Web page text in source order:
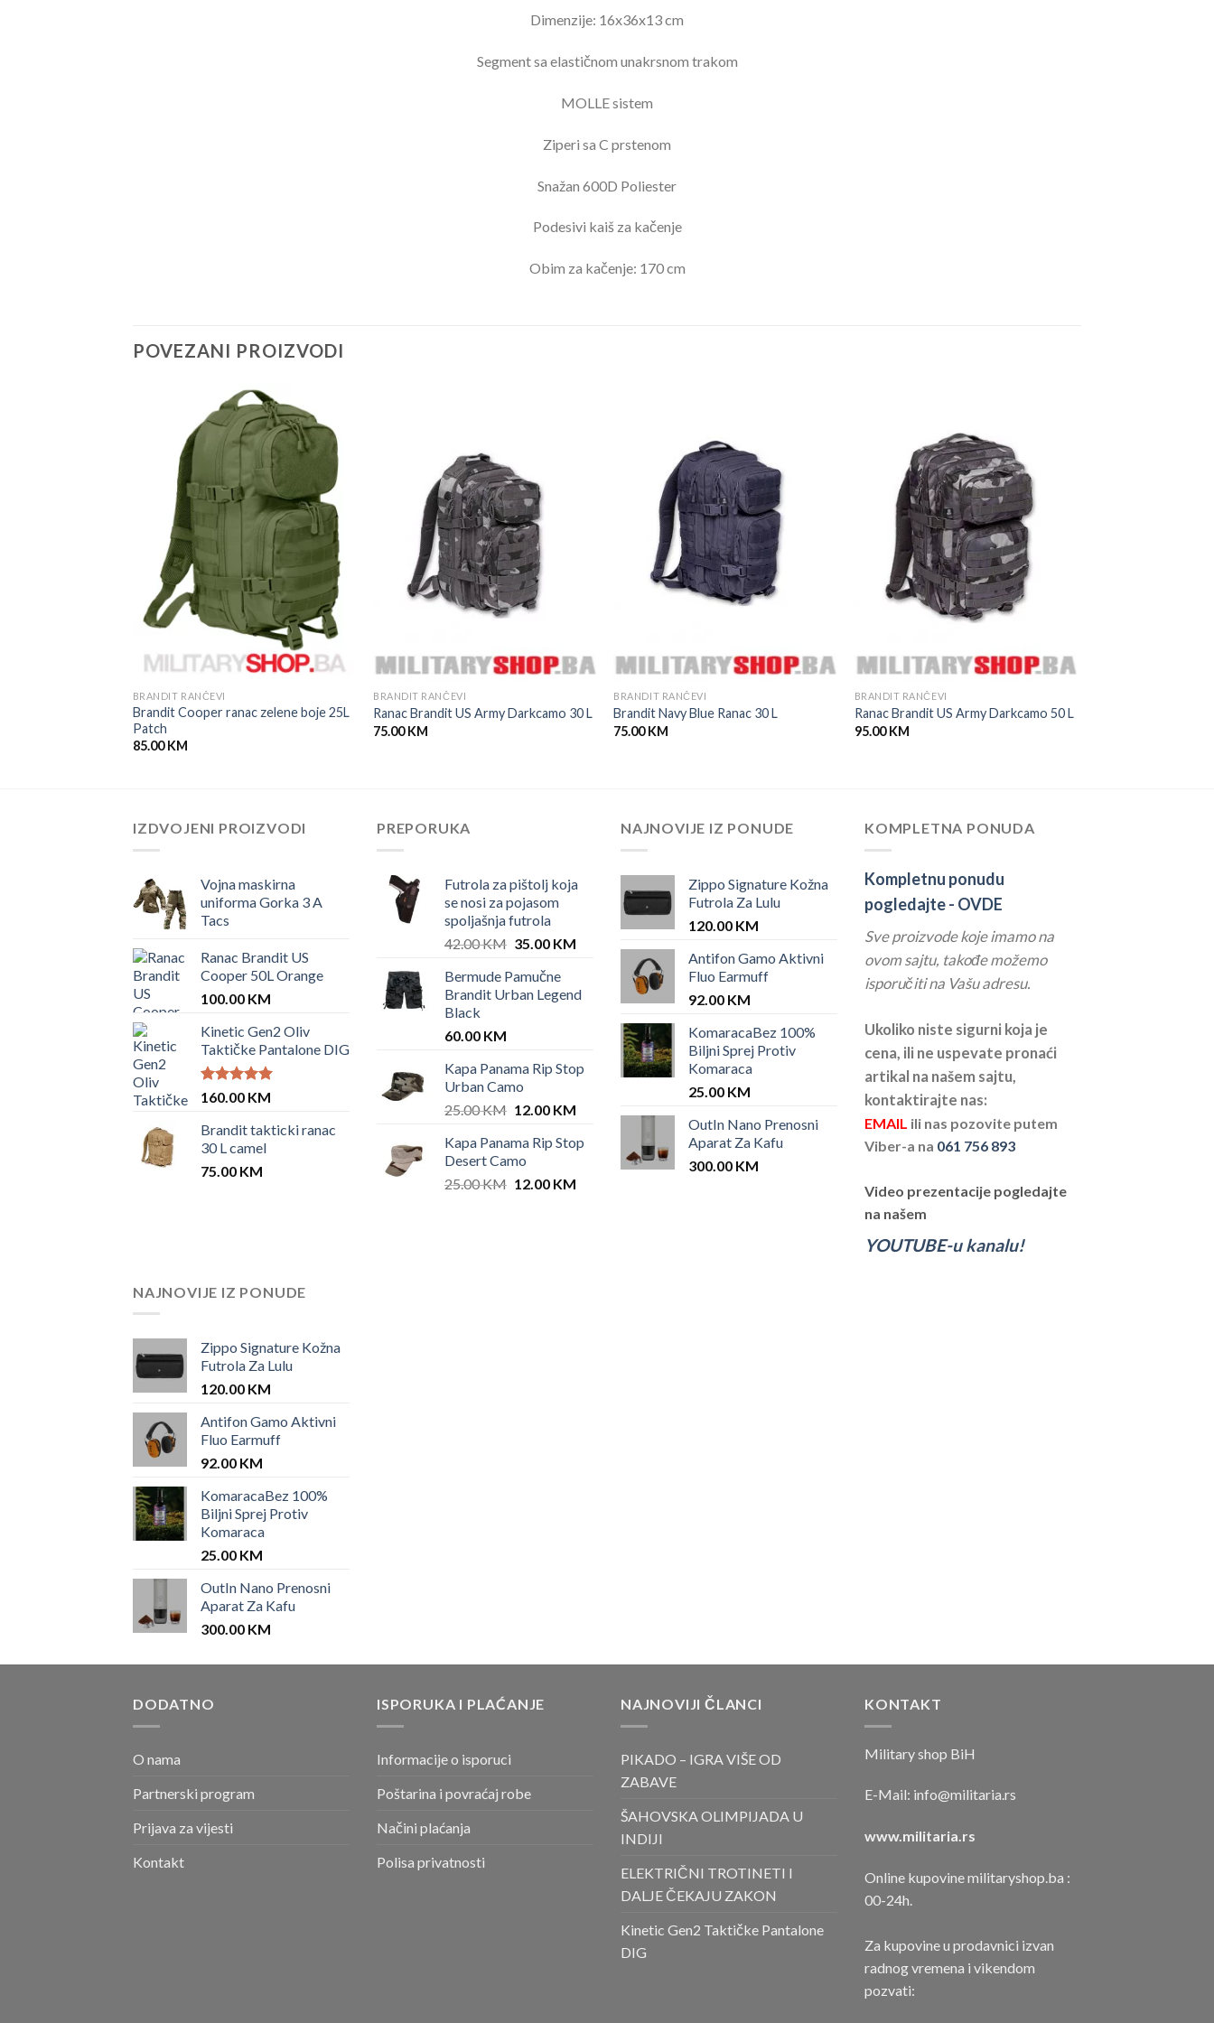
Dimenzije: 16x36x13 cm
Segment sa elastičnom unakrsnom trakom
MOLLE sistem
Ziperi sa C prstenom
Snažan 600D Poliester
Podesivi kaiš za kačenje
Obim za kačenje: 170 cm
POVEZANI PROIZVODI
BRANDIT RANČEVI
Brandit Cooper ranac zelene boje 25L
Patch
85.00KM
BRANDIT RANČEVI
Ranac Brandit US Army Darkcamo 30 L
75.00KM
BRANDIT RANČEVI
Brandit Navy Blue Ranac 30 L
75.00KM
BRANDIT RANČEVI
Ranac Brandit US Army Darkcamo 50 L
95.00KM
IZDVOJENI PROIZVODI
Vojna maskirna
uniforma Gorka 3 A
Tacs
Ranac Brandit US
Cooper 50L Orange
100.00 KM
Kinetic Gen2 Oliv
Taktičke Pantalone DIG
Ocjenjeno
160.00 KM
Brandit takticki ranac
30 L camel
75.00 KM
PREPORUKA
Futrola za pištolj koja
se nosi za pojasom
spoljašnja futrola
42.00KM Original
was:
42.00 KM.
35.00 KMCurrent
35.00 KM.
Bermude Pamučne
Brandit Urban Legend
Black
60.00 KM
Kapa Panama Rip Stop
Urban Camo
25.00KM Original
was:
25.00 KM.
12.00 KMCurrent
is:
12.00 KM.
Kapa Panama Rip Stop
Desert Camo
25.00KM Original
12.00 KMCurrent
NAJNOVIJE IZ PONUDE
Zippo Signature Kožna
Futrola Za Lulu
120.00 KM
Antifon Gamo Aktivni
Fluo Earmuff
92.00 KM
KomaracaBez 100%
Biljni Sprej Protiv
Komaraca
25.00 KM
OutIn Nano Prenosni
Aparat Za Kafu
300.00 KM
KOMPLETNA PONUDA
Kompletnu ponudu
pogledajte - OVDE
Sve proizvode koje imamo na
ovom sajtu, takođe možemo
isporučiti na Vašu adresu.
Ukoliko niste sigurni koja je
cena, ili ne uspevate pronaći
artikal na našem sajtu,
kontaktirajte nas:
EMAIL ili nas pozovite putem
Viber-a na 061 756 893
Video prezentacije pogledajte
na našem
YOUTUBE-u kanalu!
NAJNOVIJE IZ PONUDE
Zippo Signature Kožna
Futrola Za Lulu
120.00 KM
Antifon Gamo Aktivni
Fluo Earmuff
92.00 KM
KomaracaBez 100%
Biljni Sprej Protiv
Komaraca
25.00 KM
OutIn Nano Prenosni
Aparat Za Kafu
300.00 KM
DODATNO
O nama
Partnerski program
Prijava za vijesti
Kontakt
ISPORUKA I PLAĆANJE
Informacije o isporuci
Poštarina i povraćaj robe
Načini plaćanja
Polisa privatnosti
NAJNOVIJI ČLANCI
PIKADO – IGRA VIŠE OD
ZABAVE
ŠAHOVSKA OLIMPIJADA U
INDIJI
ELEKTRIČNI TROTINETI I
DALJE ČEKAJU ZAKON
Kinetic Gen2 Taktičke Pantalone
DIG
KONTAKT
Military shop BiH
E-Mail: info@militaria.rs
www.militaria.rs
Online kupovine militaryshop.ba :
00-24h.
Za kupovine u prodavnici izvan
radnog vremena i vikendom
pozvati: